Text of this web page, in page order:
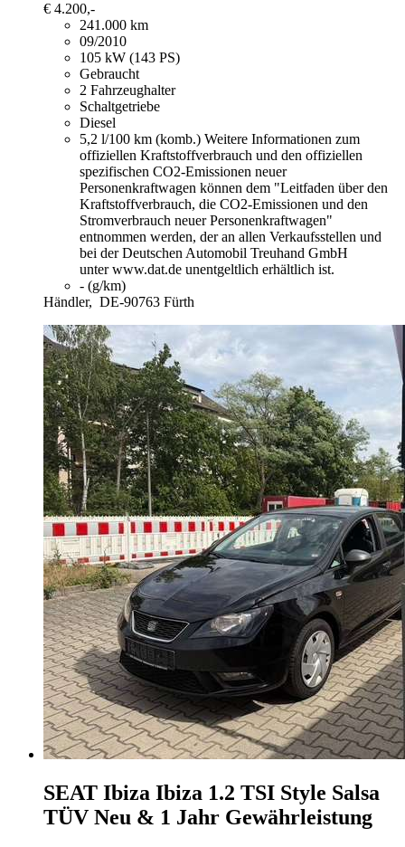
€ 4.200,-
241.000 km
09/2010
105 kW (143 PS)
Gebraucht
2 Fahrzeughalter
Schaltgetriebe
Diesel
5,2 l/100 km (komb.) Weitere Informationen zum
offiziellen Kraftstoffverbrauch und den offiziellen
spezifischen CO2-Emissionen neuer
Personenkraftwagen können dem "Leitfaden über den
Kraftstoffverbrauch, die CO2-Emissionen und den
Stromverbrauch neuer Personenkraftwagen"
entnommen werden, der an allen Verkaufsstellen und
bei der Deutschen Automobil Treuhand GmbH
unter www.dat.de unentgeltlich erhältlich ist.
- (g/km)
Händler, DE-90763 Fürth
SEAT Ibiza Ibiza 1.2 TSI Style Salsa
TÜV Neu & 1 Jahr Gewährleistung